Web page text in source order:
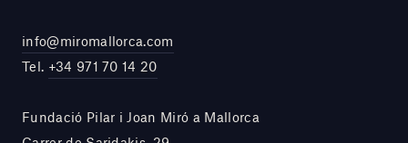
info@miromallorca.com
Tel. +34 971 70 14 20
Fundació Pilar i Joan Miró a Mallorca